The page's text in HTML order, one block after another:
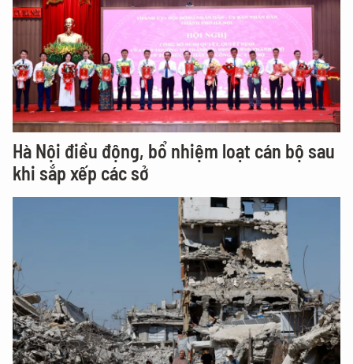
Hà Nội điều động, bổ nhiệm loạt cán bộ sau
khi sắp xếp các sở